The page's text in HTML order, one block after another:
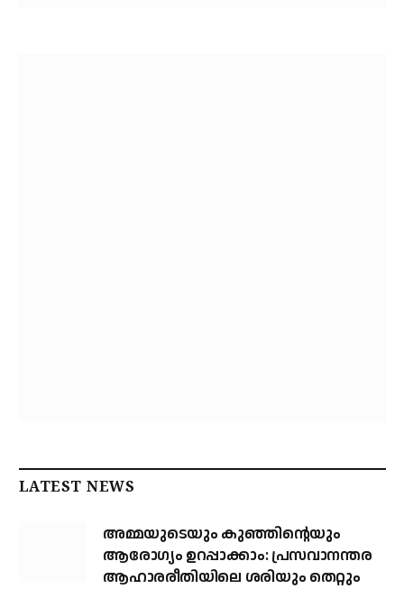
LATEST NEWS
അമ്മയുടെയും കുഞ്ഞിന്റെയും
ആരോഗ്യം ഉറപ്പാക്കാം: പ്രസവാനന്തര
ആഹാരരീതിയിലെ ശരിയും തെറ്റും